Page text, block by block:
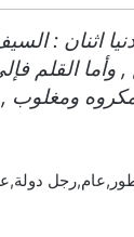
اثنان :
وأما القلم
ومغلوب ,